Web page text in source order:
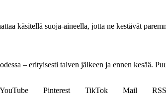
käsitellä suoja-aineella, jotta ne kestävät
– erityisesti talven jälkeen ja ennen kesää.
YouTube Pinterest TikTok Mail
RSS